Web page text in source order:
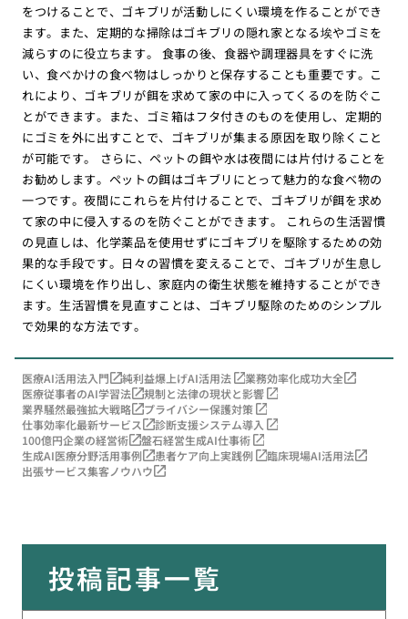
をつけることで、ゴキブリが活動しにくい環境を作ることができ
ます。また、定期的な掃除はゴキブリの隠れ家となる埃やゴミを
減らすのに役立ちます。 食事の後、食器や調理器具をすぐに洗
い、食べかけの食べ物はしっかりと保存することも重要です。こ
れにより、ゴキブリが餌を求めて家の中に入ってくるのを防ぐこ
とができます。また、ゴミ箱はフタ付きのものを使用し、定期的
にゴミを外に出すことで、ゴキブリが集まる原因を取り除くこと
が可能です。 さらに、ペットの餌や水は夜間には片付けることを
お勧めします。ペットの餌はゴキブリにとって魅力的な食べ物の
一つです。夜間にこれらを片付けることで、ゴキブリが餌を求め
て家の中に侵入するのを防ぐことができます。 これらの生活習慣
の見直しは、化学薬品を使用せずにゴキブリを駆除するための効
果的な手段です。日々の習慣を変えることで、ゴキブリが生息し
にくい環境を作り出し、家庭内の衛生状態を維持することができ
ます。生活習慣を見直すことは、ゴキブリ駆除のためのシンプル
で効果的な方法です。
医療AI活用法入門 純利益爆上げAI活用法
業務効率化成功大全
医療従事者のAI学習法
規制と法律の現状と影響
業界騒然最強拡大戦略
プライバシー保護対策
仕事効率化最新サービス
診断支援システム導入
100億円企業の経営術
盤石経営生成AI仕事術
生成AI医療分野活用事例
患者ケア向上実践例
臨床現場AI活用法
出張サービス集客ノウハウ
投稿記事一覧